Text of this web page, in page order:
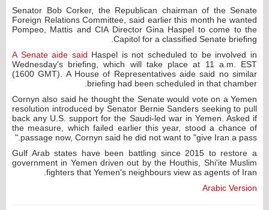
Senator Bob Corker, the Republican chairman of the Senate
Foreign Relations Committee, said earlier this month he wanted
Pompeo, Mattis and CIA Director Gina Haspel to come to the
Capitol for a classified Senate briefing.
A Senate aide said Haspel is not scheduled to be involved in
Wednesday's briefing, which will take place at 11 a.m. EST
(1600 GMT). A House of Representatives aide said no similar
briefing had been scheduled in that chamber.
Cornyn also said he thought the Senate would vote on a Yemen
resolution introduced by Senator Bernie Sanders seeking to pull
back any U.S. support for the Saudi-led war in Yemen. Asked if
the measure, which failed earlier this year, stood a chance of
passage now, Cornyn said he did not want to "give Iran a pass."
Gulf Arab states have been battling since 2015 to restore a
government in Yemen driven out by the Houthis, Shi'ite Muslim
fighters that Yemen's neighbours view as agents of Iran.
Arabic Version